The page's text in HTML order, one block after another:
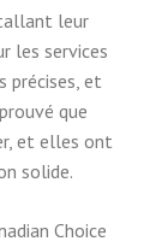
leur
les services
précises, et
que
et elles ont
solide.
Choice